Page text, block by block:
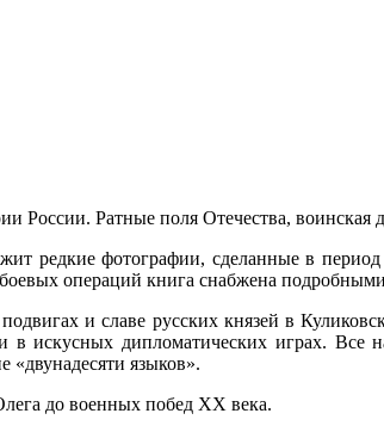
России. Ратные поля Отечества,
редкие фотографии, сделанные в
операций книга снабжена
и славе русских князей в
искусных дипломатических играх. Все
языков».
до военных побед XX века.